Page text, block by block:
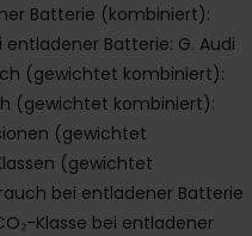
Batterie (kombiniert):
entladener Batterie: G. Audi
(gewichtet kombiniert):
(gewichtet kombiniert):
(gewichtet
(gewichtet
bei entladener Batterie
Klasse bei entladener